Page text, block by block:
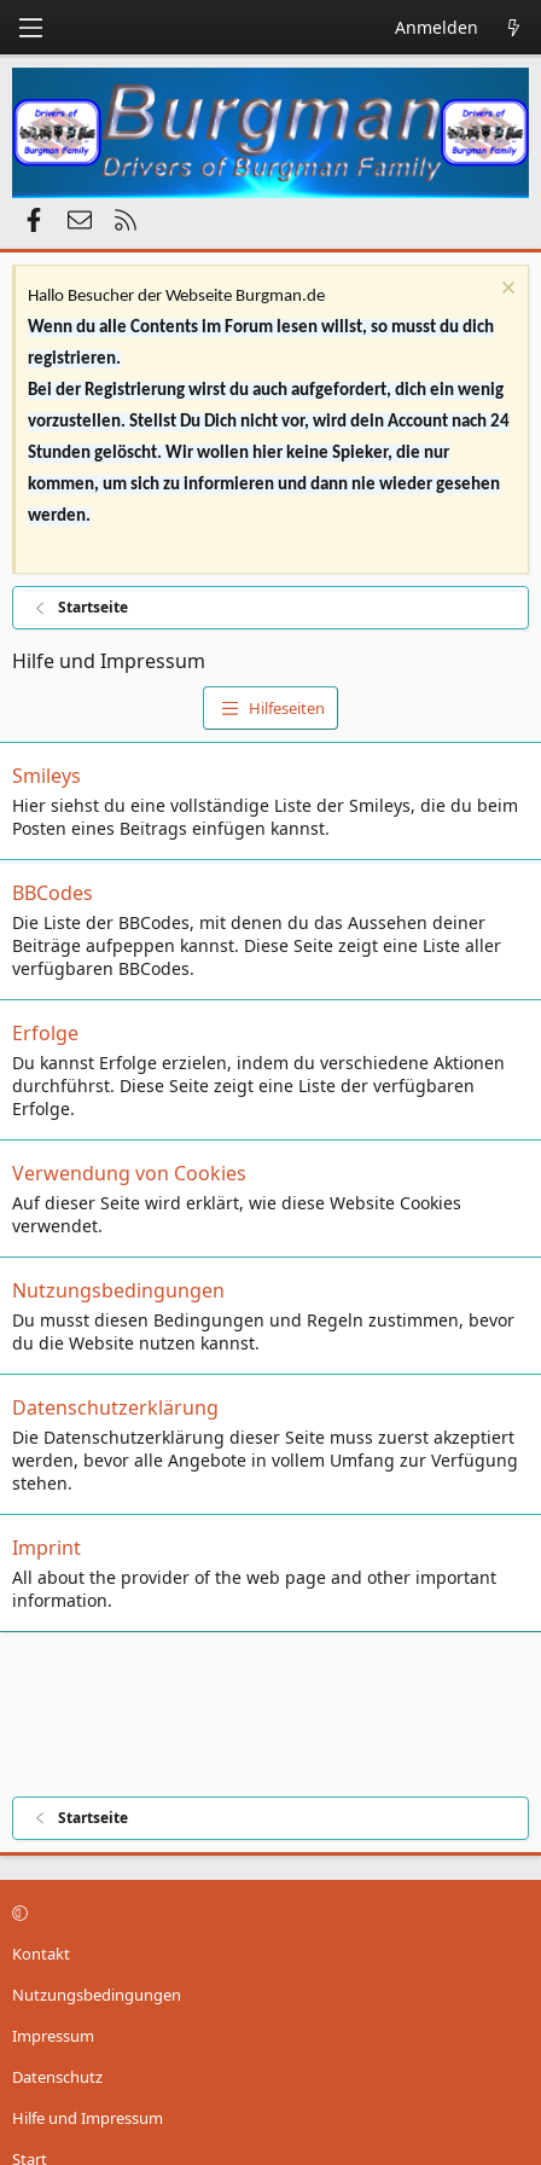
Anmelden
Facebook
Kontakt
Hallo Besucher der Webseite Burgman.de
Wenn du alle Contents im Forum lesen willst, so musst du dich
registrieren.
Bei der Registrierung wirst du auch aufgefordert, dich ein wenig
vorzustellen. Stellst Du Dich nicht vor, wird dein Account nach 24
Stunden gelöscht. Wir wollen hier keine Spieker, die nur
kommen, um sich zu informieren und dann nie wieder gesehen
werden.
Startseite
Hilfe und Impressum
Hilfeseiten
Smileys
Hier siehst du eine vollständige Liste der Smileys, die du beim
Posten eines Beitrags einfügen kannst.
BBCodes
Die Liste der BBCodes, mit denen du das Aussehen deiner
Beiträge aufpeppen kannst. Diese Seite zeigt eine Liste aller
verfügbaren BBCodes.
Erfolge
Du kannst Erfolge erzielen, indem du verschiedene Aktionen
durchführst. Diese Seite zeigt eine Liste der verfügbaren
Erfolge.
Verwendung von Cookies
Auf dieser Seite wird erklärt, wie diese Website Cookies
verwendet.
Nutzungsbedingungen
Du musst diesen Bedingungen und Regeln zustimmen, bevor
du die Website nutzen kannst.
Datenschutzerklärung
Die Datenschutzerklärung dieser Seite muss zuerst akzeptiert
werden, bevor alle Angebote in vollem Umfang zur Verfügung
stehen.
Imprint
All about the provider of the web page and other important
information.
Startseite
Kontakt
Nutzungsbedingungen
Impressum
Datenschutz
Hilfe und Impressum
Start